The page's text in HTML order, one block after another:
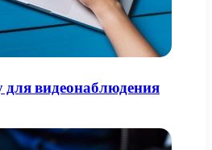
видеонаблюдения